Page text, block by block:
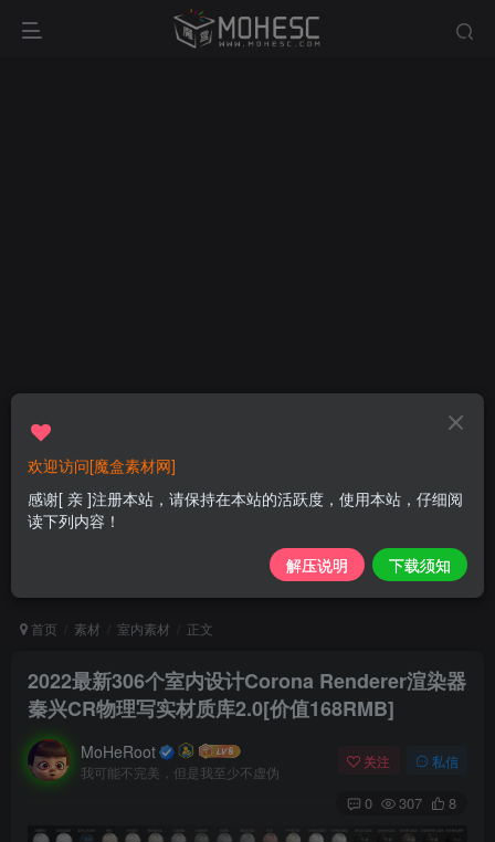
首页 素材 室内素材 正文
2022最新306个室内设计Corona Renderer渲染器
秦兴CR物理写实材质库2.0[价值168RMB]
MoHeRoot
我可能不完美，但是我至少不虚伪
关注 私信
0 307 8
欢迎访问[魔盒素材网]
感谢[ 亲 ]注册本站，请保持在本站的活跃度，使用本站，仔细阅
读下列内容！
解压说明 下载须知